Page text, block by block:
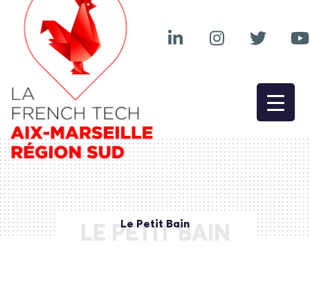
LE PETIT BAIN
Le Petit Bain